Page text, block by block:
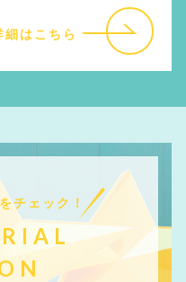
細はこちら
チェック！